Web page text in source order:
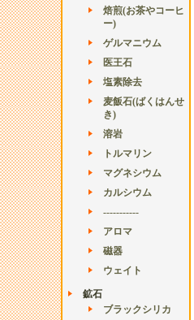
焙煎(お茶やコーヒ
ー)
ゲルマニウム
医王石
塩素除去
麦飯石(ばくはんせ
き)
溶岩
トルマリン
マグネシウム
カルシウム
-----------
アロマ
磁器
ウェイト
鉱石
ブラックシリカ